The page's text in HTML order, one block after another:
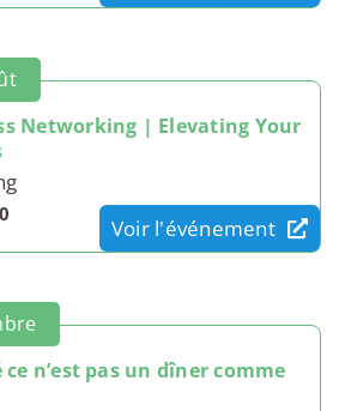
Networking | Elevating Your
Voir l'événement
ce n’est pas un dîner comme